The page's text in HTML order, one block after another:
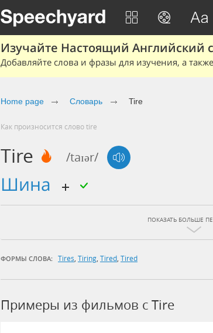
Изучайте Настоящий
Добавляйте слова и фразы для изучения, а
Home page Словарь Tire
Как произносится слово tire
Tire /taɪər/
шина
ПОКАЗАТЬ БОЛЬШЕ
ФОРМЫ СЛОВА: Tires Tiring Tired Tired
Примеры из фильмов c Tire